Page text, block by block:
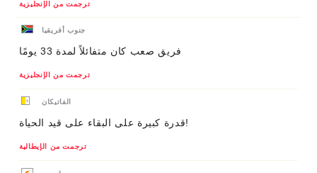
ترجمت من الإنجليزية
جنوب أفريقيا
فريق صعب كان متفائلاً لمدة 33 يومًا
ترجمت من الإنجليزية
الفاتيكان
قدرة كبيرة على البقاء على قيد الحياة!
ترجمت من الإيطالية